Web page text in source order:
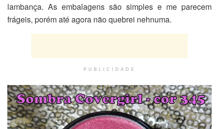
lambança. As embalagens são simples e me parecem
frágeis, porém até agora não quebrei nehnuma.
PUBLICIDADE